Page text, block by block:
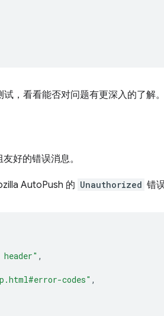
，看看能否对问题有更深入的了解。
好的错误消息。
AutoPush 的 Unauthorized 错
,
codes" ,